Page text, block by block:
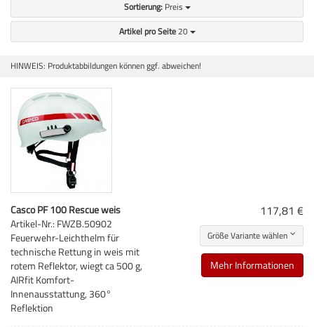
Sortierung: Preis
Artikel pro Seite20
HINWEIS: Produktabbildungen können ggf. abweichen!
Casco PF 100 Rescue weis
Artikel-Nr.: FWZB.50902
Feuerwehr-Leichthelm für
technische Rettung in weis mit
rotem Reflektor, wiegt ca 500 g,
AIRfit Komfort-
Innenausstattung, 360°
Reflektion
117,81 €
Größe Variante wählen
Mehr Informationen